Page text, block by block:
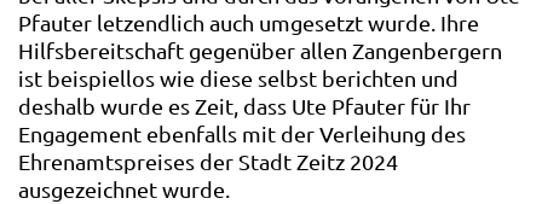
Pfauter letzendlich auch umgesetzt wurde. Ihre
Hilfsbereitschaft gegenüber allen Zangenbergern
ist beispiellos wie diese selbst berichten und
deshalb wurde es Zeit, dass Ute Pfauter für Ihr
Engagement ebenfalls mit der Verleihung des
Ehrenamtspreises der Stadt Zeitz 2024
ausgezeichnet wurde.